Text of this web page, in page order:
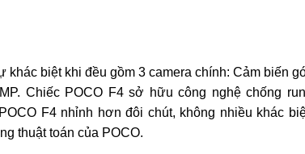
biệt khi đều gồm 3 camera chính: Cảm biến
Chiếc POCO F4 sở hữu công nghệ chống
F4 nhỉnh hơn đôi chút, không nhiều khác
thuật toán của POCO.